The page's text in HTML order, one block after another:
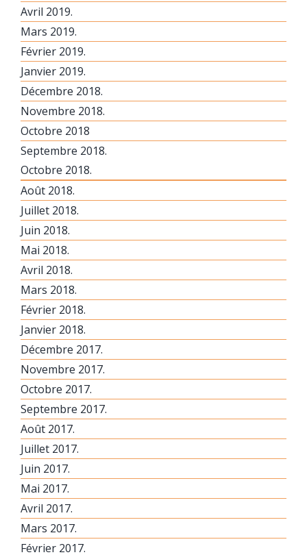
Avril 2019.
Mars 2019.
Février 2019.
Janvier 2019.
Décembre 2018.
Novembre 2018.
Octobre 2018
Septembre 2018.
Octobre 2018.
Août 2018.
Juillet 2018.
Juin 2018.
Mai 2018.
Avril 2018.
Mars 2018.
Février 2018.
Janvier 2018.
Décembre 2017.
Novembre 2017.
Octobre 2017.
Septembre 2017.
Août 2017.
Juillet 2017.
Juin 2017.
Mai 2017.
Avril 2017.
Mars 2017.
Février 2017.